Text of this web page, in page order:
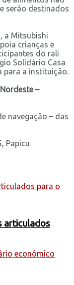
serão destinados
a Mitsubishi
crianças e
do rali
Solidário Casa
para a instituição.
–
navegação – das
Papicu
articulados